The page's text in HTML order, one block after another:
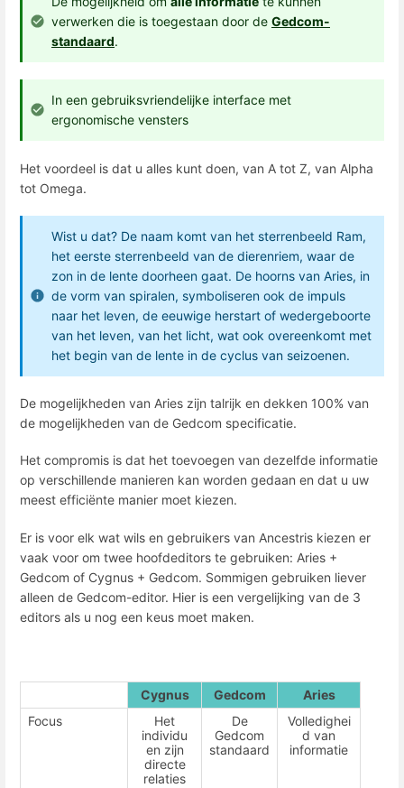
verwerken die is toegestaan ​​door de Gedcom-
standaard.
In een gebruiksvriendelijke interface met
ergonomische vensters
Het voordeel is dat u alles kunt doen, van A tot Z, van Alpha
tot Omega.
Wist u dat? De naam komt van het sterrenbeeld Ram,
het eerste sterrenbeeld van de dierenriem, waar de
zon in de lente doorheen gaat. De hoorns van Aries, in
de vorm van spiralen, symboliseren ook de impuls
naar het leven, de eeuwige herstart of wedergeboorte
van het leven, van het licht, wat ook overeenkomt met
het begin van de lente in de cyclus van seizoenen.
De mogelijkheden van Aries zijn talrijk en dekken 100% van
de mogelijkheden van de Gedcom specificatie.
Het compromis is dat het toevoegen van dezelfde informatie
op verschillende manieren kan worden gedaan en dat u uw
meest efficiënte manier moet kiezen.
Er is voor elk wat wils en gebruikers van Ancestris kiezen er
vaak voor om twee hoofdeditors te gebruiken: Aries +
Gedcom of Cygnus + Gedcom. Sommigen gebruiken liever
alleen de Gedcom-editor. Hier is een vergelijking van de 3
editors als u nog een keus moet maken.
Cygnus Gedcom
Aries
Focus
Het
individu
en zijn
directe
relaties
De
Gedcom
standaard
Volledighei
d van
informatie